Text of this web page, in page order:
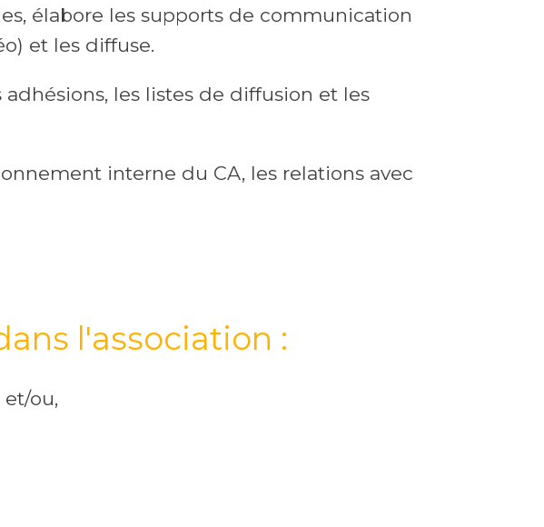
élabore les supports de communication
et les diffuse.
les listes de diffusion et les
interne du CA, les relations avec
l'association :
ou,